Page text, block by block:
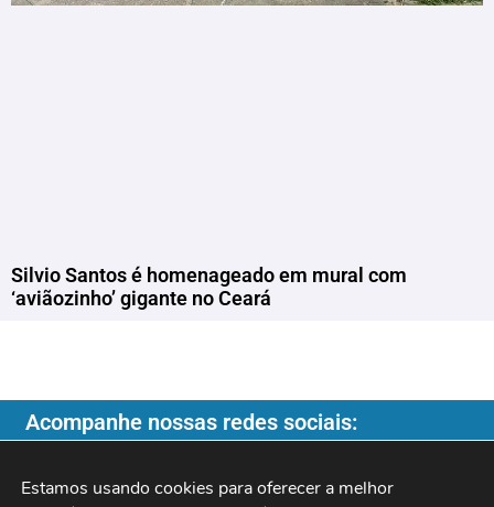
Silvio Santos é homenageado em mural com
‘aviãozinho’ gigante no Ceará
Acompanhe nossas redes sociais:
Estamos usando cookies para oferecer a melhor